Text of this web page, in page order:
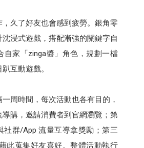
久了好友也會感到疲勞。銀角零
浸式遊戲，搭配漸強的關鍵字自
自家「zinga醬」角色，規劃一檔
互動遊戲。
周時間，每次活動也各有目的，
購，邀請消費者到官網瀏覽；第
社群/App 流量互導拿獎勵；第三
此蒐集好友喜好。整體活動執行